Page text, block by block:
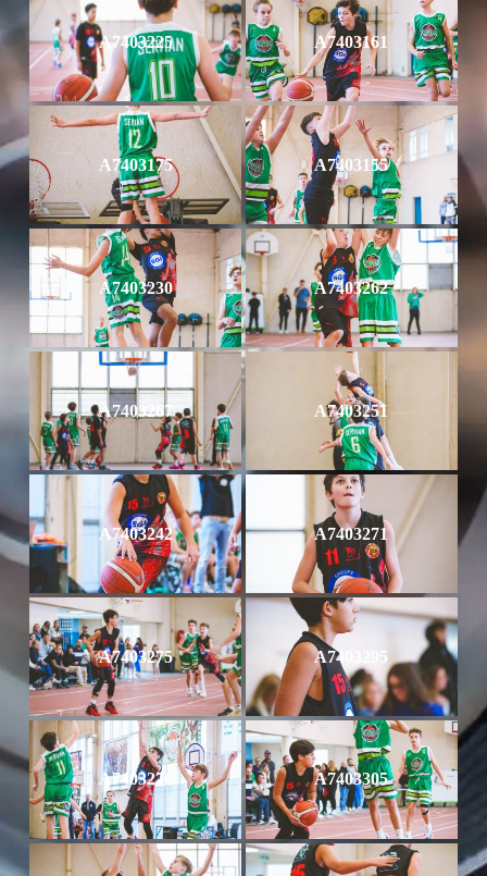
A7403225 A7403161
A7403175 A7403155
A7403230 A7403262
A7403267 A7403251
A7403242 A7403271
A7403275 A7403295
A7403276 A7403305